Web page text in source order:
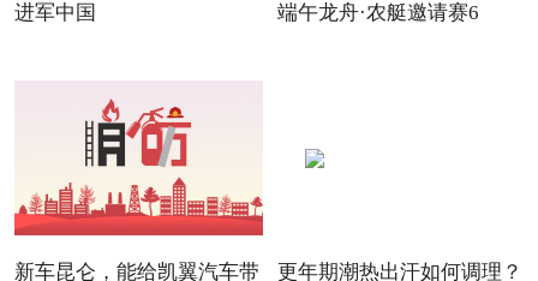
进军中国
端午龙舟·农艇邀请赛6
新车昆仑，能给凯翼汽车带
更年期潮热出汗如何调理？